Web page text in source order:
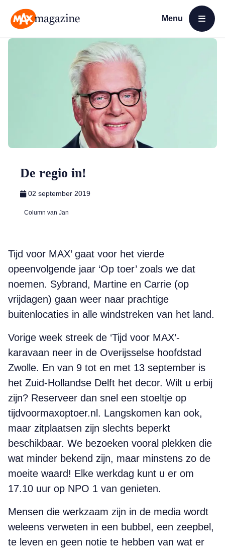
Menu
Open menu
De regio in!
02 september 2019
Column van Jan
Tijd voor MAX’ gaat voor het vierde
opeenvolgende jaar ‘Op toer’ zoals we dat
noemen. Sybrand, Martine en Carrie (op
vrijdagen) gaan weer naar prachtige
buitenlocaties in alle windstreken van het land.
Vorige week streek de ‘Tijd voor MAX’-
karavaan neer in de Overijsselse hoofdstad
Zwolle. En van 9 tot en met 13 september is
het Zuid-Hollandse Delft het decor. Wilt u erbij
zijn? Reserveer dan snel een stoeltje op
tijdvoormaxoptoer.nl. Langskomen kan ook,
maar zitplaatsen zijn slechts beperkt
beschikbaar. We bezoeken vooral plekken die
wat minder bekend zijn, maar minstens zo de
moeite waard! Elke werkdag kunt u er om
17.10 uur op NPO 1 van genieten.
Mensen die werkzaam zijn in de media wordt
weleens verweten in een bubbel, een zeepbel,
te leven en geen notie te hebben van wat er